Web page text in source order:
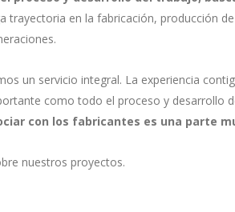
trayectoria en la fabricación, producción
un servicio integral. La experiencia
como todo el proceso y desarrollo
con los fabricantes es una parte
nuestros proyectos.